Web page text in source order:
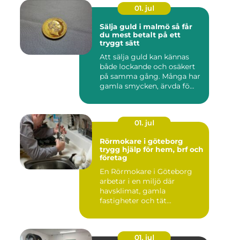
01. jul
Sälja guld i malmö så får
du mest betalt på ett
tryggt sätt
Att sälja guld kan kännas
både lockande och osäkert
på samma gång. Många har
gamla smycken, ärvda fö...
01. jul
Rörmokare i göteborg
trygg hjälp för hem, brf och
företag
En Rörmokare i Göteborg
arbetar i en miljö där
havsklimat, gamla
fastigheter och tät
01. jul